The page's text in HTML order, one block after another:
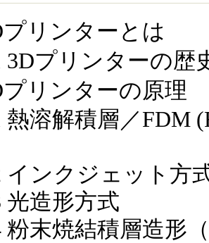
プリンターとは
3Dプリンターの歴
プリンターの原理
熱溶解積層／FDM
インクジェット方
光造形方式
粉末焼結積層造形